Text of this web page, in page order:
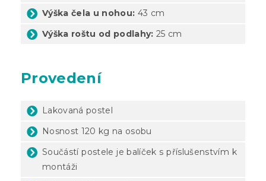
Výška čela u nohou: 43 cm
Výška roštu od podlahy: 25 cm
Provedení
Lakovaná postel
Nosnost 120 kg na osobu
Součástí postele je balíček s příslušenstvím k
montáži